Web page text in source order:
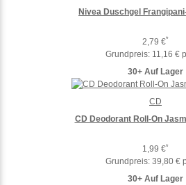
Nivea Duschgel
2,79 €*
Grundpreis: 11,16 €
30+ Auf Lager
CD Deodorant Roll-On
1,99 €*
Grundpreis: 39,80 €
30+ Auf Lager
CD